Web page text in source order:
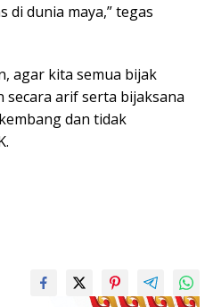
dunia maya,” tegas
agar kita semua bijak
secara arif serta bijaksana
dan tidak